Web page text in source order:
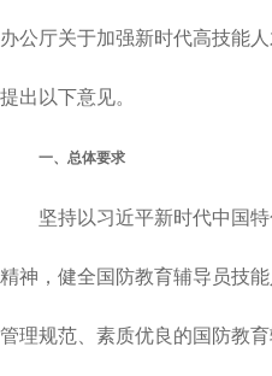
办公厅关于加强新时代高技能
提出以下意见。
一、总体要求
坚持以习近平新时代中国特
精神，健全国防教育辅导员技
管理规范、素质优良的国防教